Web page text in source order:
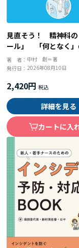
見直そう！ 精神科
ール」 「何となく」
りを「根拠ある」ケア
る！
著 者： 中村 創＝著
発行日：2026年08月10日
2,420円
詳細を見る
カートに入